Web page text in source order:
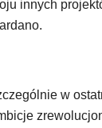
innych
w